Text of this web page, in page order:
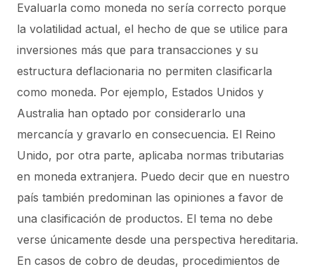
Evaluarla como moneda no sería correcto porque
la volatilidad actual, el hecho de que se utilice para
inversiones más que para transacciones y su
estructura deflacionaria no permiten clasificarla
como moneda. Por ejemplo, Estados Unidos y
Australia han optado por considerarlo una
mercancía y gravarlo en consecuencia. El Reino
Unido, por otra parte, aplicaba normas tributarias
en moneda extranjera. Puedo decir que en nuestro
país también predominan las opiniones a favor de
una clasificación de productos. El tema no debe
verse únicamente desde una perspectiva hereditaria.
En casos de cobro de deudas, procedimientos de